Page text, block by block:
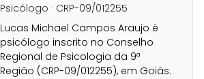
Psicólogo · CRP-09/012255
Lucas Michael Campos Araujo é
psicólogo inscrito no Conselho
Regional de Psicologia da 9ª
Região (CRP-09/012255), em Goiás.